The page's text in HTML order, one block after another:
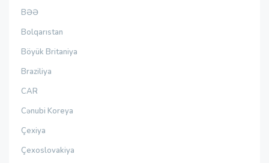
BƏƏ
Bolqarıstan
Böyük Britaniya
Braziliya
CAR
Cənubi Koreya
Çexiya
Çexoslovakiya